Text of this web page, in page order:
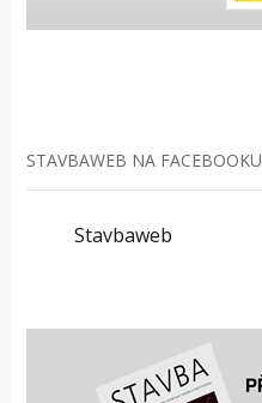
STAVBAWEB NA FACEBOOKU
Stavbaweb